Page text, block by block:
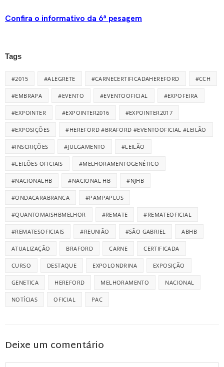
Confira o informativo da 6ª pesagem
Tags
#2015 #ALEGRETE #CARNECERTIFICADAHEREFORD #CCH
#EMBRAPA #EVENTO #EVENTOOFICIAL #EXPOFEIRA
#EXPOINTER #EXPOINTER2016 #EXPOINTER2017
#EXPOSIÇÕES #HEREFORD #BRAFORD #EVENTOOFICIAL #LEILÃO
#INSCRIÇÕES #JULGAMENTO #LEILÃO
#LEILÕES OFICIAIS #MELHORAMENTOGENÉTICO
#NACIONALHB #NACIONAL HB #NJHB
#ONDACARABRANCA #PAMPAPLUS
#QUANTOMAISHBMELHOR #REMATE #REMATEOFICIAL
#REMATESOFICIAIS #REUNIÃO #SÃO GABRIEL ABHB
ATUALIZAÇÃO BRAFORD CARNE CERTIFICADA
CURSO DESTAQUE EXPOLONDRINA EXPOSIÇÃO
GENETICA HEREFORD MELHORAMENTO NACIONAL
NOTÍCIAS OFICIAL PAC
Deixe um comentário